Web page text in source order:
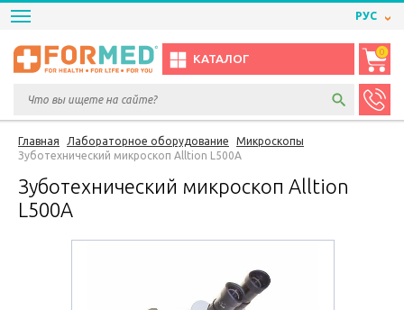
РУС
КАТАЛОГ
0
Главная Лабораторное оборудование
Микроскопы
Зуботехнический микроскоп Alltion L500A
Зуботехнический микроскоп Alltion
L500A